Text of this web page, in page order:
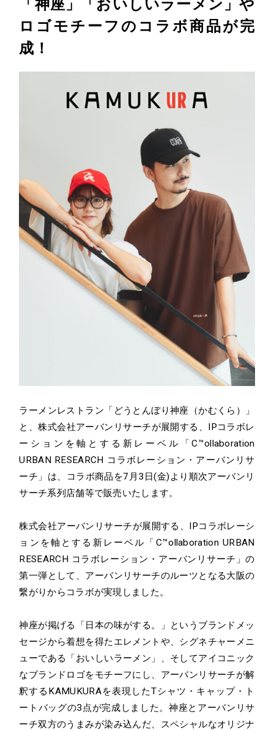
「神座」「おいしいラーメン」や
ロゴモチーフのコラボ商品が完
成！
ラーメンレストラン「どうとんぼり神座（かむくら）」
と、株式会社アーバンリサーチが展開する、IPコラボレ
ーションを軸とする新レーベル「C™ollaboration
URBAN RESEARCH コラボレーション・アーバンリサ
ーチ」は、コラボ商品を7月3日(金)より順次アーバンリ
サーチ系列店舗等で販売いたします。
株式会社アーバンリサーチが展開する、IPコラボレーシ
ョンを軸とする新レーベル「C™ollaboration URBAN
RESEARCH コラボレーション・アーバンリサーチ」の
第一弾として、アーバンリサーチのルーツとなる大阪の
繋がりからコラボが実現しました。
神座が掲げる「日本の味がする。」というブランドメッ
セージから着想を得たエレメントや、シグネチャーメニ
ューである「おいしいラーメン」、そしてアイコニック
なブランドロゴをモチーフにし、アーバンリサーチが解
釈するKAMUKURAを表現したTシャツ・キャップ・ト
ートバッグの3点が完成しました。神座とアーバンリサ
ーチ双方のうまみが染み込んだ、スペシャルなオリジナ